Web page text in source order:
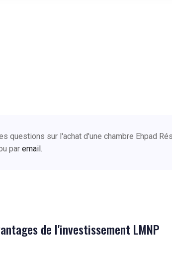
questions sur l'achat d'une chambre Ehpad
par email.
de l'investissement LMNP